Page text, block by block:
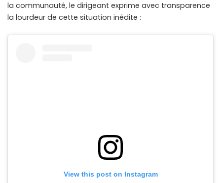
la communauté, le dirigeant exprime avec transparence
la lourdeur de cette situation inédite :
View this post on Instagram